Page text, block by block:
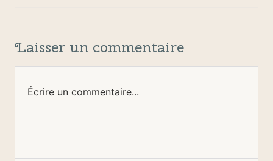
Laisser un commentaire
Écrire un commentaire...